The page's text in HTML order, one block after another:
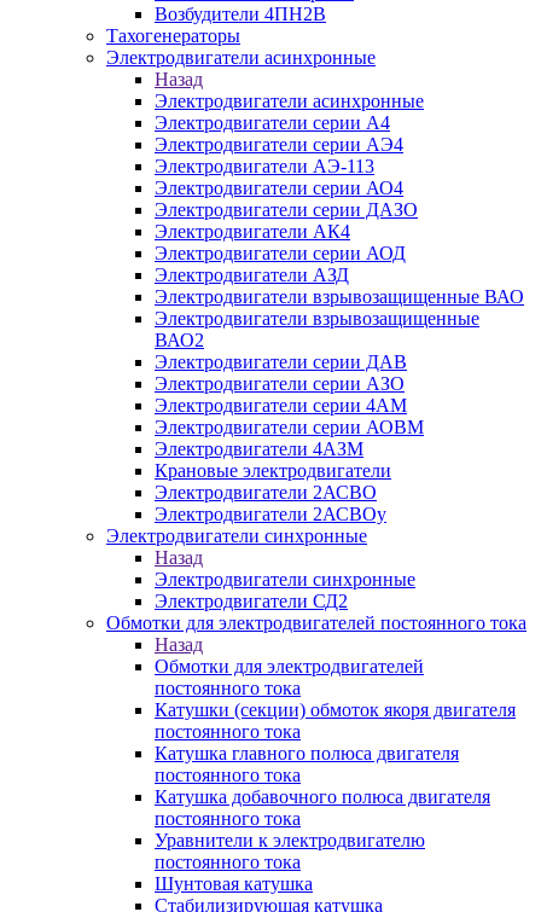
Возбудители 4ПН2В
Тахогенераторы
Электродвигатели асинхронные
Назад
Электродвигатели асинхронные
Электродвигатели серии А4
Электродвигатели серии АЭ4
Электродвигатели АЭ-113
Электродвигатели серии АО4
Электродвигатели серии ДАЗО
Электродвигатели АК4
Электродвигатели серии АОД
Электродвигатели АЗД
Электродвигатели взрывозащищенные ВАО
Электродвигатели взрывозащищенные
ВАО2
Электродвигатели серии ДАВ
Электродвигатели серии АЗО
Электродвигатели серии 4АМ
Электродвигатели серии АОВМ
Электродвигатели 4АЗМ
Крановые электродвигатели
Электродвигатели 2АСВО
Электродвигатели 2АСВОу
Электродвигатели синхронные
Назад
Электродвигатели синхронные
Электродвигатели СД2
Обмотки для электродвигателей постоянного тока
Назад
Обмотки для электродвигателей
постоянного тока
Катушки (секции) обмоток якоря двигателя
постоянного тока
Катушка главного полюса двигателя
постоянного тока
Катушка добавочного полюса двигателя
постоянного тока
Уравнители к электродвигателю
постоянного тока
Шунтовая катушка
Стабилизирующая катушка